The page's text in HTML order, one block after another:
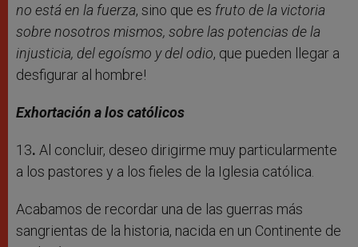
no está en la fuerza, sino que es fruto de la victoria
sobre nosotros mismos, sobre las potencias de la
injusticia, del egoísmo y del odio, que pueden llegar a
desfigurar al hombre!
Exhortación a los católicos
13. Al concluir, deseo dirigirme muy particularmente
a los pastores y a los fieles de la Iglesia católica.
Acabamos de recordar una de las guerras más
sangrientas de la historia, nacida en un Continente de